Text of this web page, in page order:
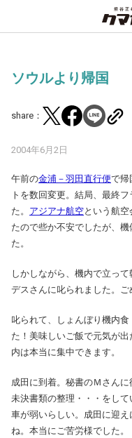
ソウルより帰国
share：
2004年6月2日
午前の金浦－羽田直行便で帰
トを数回変更。結局、最終
た。 アジアナ航空という航
たので些か不安でしたが、
た。
しかしながら、機内で立っ
デスさんに叱られました。ご
叱られて、しょんぼり機内
た！美味しいご飯で元気が
内は本当に集中できます。
成田に到着。秘書のＭさん
未決書類の整理・・・をし
車が弱いらしい。成田に迎
ね。本当にご苦労様でした。